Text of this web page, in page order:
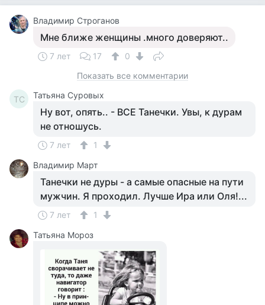
Владимир Строганов
Мне ближе женщины .много доверяют..
7 лет 17
0
Показать все комментарии
ТС Татьяна Суровых
Ну вот, опять.. - ВСЕ Танечки. Увы, к дурам
не отношусь.
7 лет
1
Владимир Март
Танечки не дуры - а самые опасные на пути
мужчин. Я проходил. Лучше Ира или Оля!...
7 лет
1
Татьяна Мороз